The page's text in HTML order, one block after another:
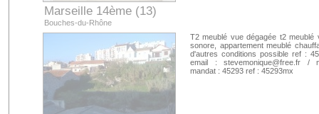
Marseille 14ème (13)
Bouches-du-Rhône
T2 meublé vue dégagée t2
sonore, appartement meublé
d'autres conditions possible ref :
email :stevemonique@free.fr /
mandat : 45293 ref : 45293mx